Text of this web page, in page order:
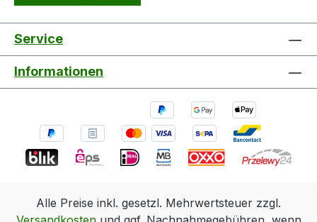
Service
Informationen
Alle Preise inkl. gesetzl. Mehrwertsteuer zzgl.